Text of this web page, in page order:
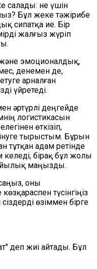
салады: не үшін
? Бұл жеке тәжірибе
сипатқа ие. Бір
жалғыз жүріп
эмоционалдық,
денемен де,
арналған
үйретеді.
әртүрлі деңгейде
логистикасын
өткізіп,
тырыстым. Бұрын
тұтқан адам ретінде
бірақ бұл жолы
маңызды.
оны
түсінгіңіз
өзіммен бірге
деп жиі айтады. Бұл